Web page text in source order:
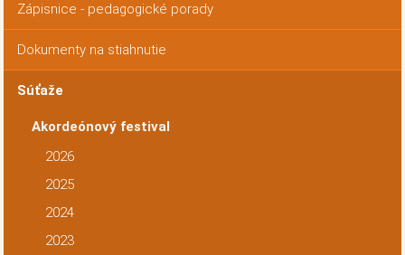
Zápisnice - pedagogické porady
Dokumenty na stiahnutie
Súťaže
Akordeónový festival
2026
2025
2024
2023